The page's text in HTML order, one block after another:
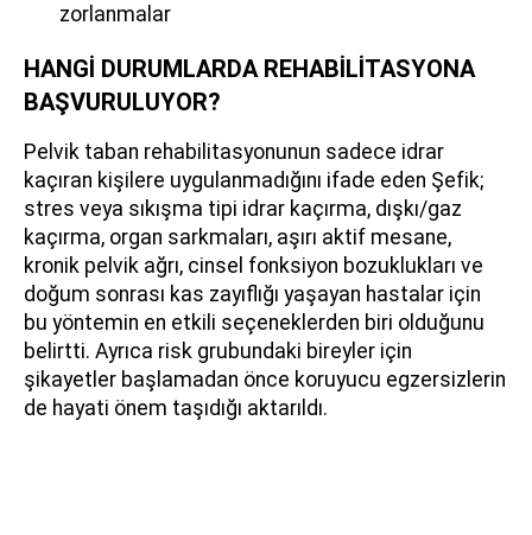
zorlanmalar
HANGİ DURUMLARDA REHABİLİTASYONA
BAŞVURULUYOR?
Pelvik taban rehabilitasyonunun sadece idrar
kaçıran kişilere uygulanmadığını ifade eden Şefik;
stres veya sıkışma tipi idrar kaçırma, dışkı/gaz
kaçırma, organ sarkmaları, aşırı aktif mesane,
kronik pelvik ağrı, cinsel fonksiyon bozuklukları ve
doğum sonrası kas zayıflığı yaşayan hastalar için
bu yöntemin en etkili seçeneklerden biri olduğunu
belirtti. Ayrıca risk grubundaki bireyler için
şikayetler başlamadan önce koruyucu egzersizlerin
de hayati önem taşıdığı aktarıldı.